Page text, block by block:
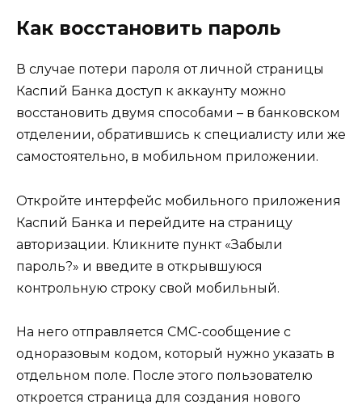
Как восстановить пароль
В случае потери пароля от личной страницы
Каспий Банка доступ к аккаунту можно
восстановить двумя способами – в банковском
отделении, обратившись к специалисту или же
самостоятельно, в мобильном приложении.
Откройте интерфейс мобильного приложения
Каспий Банка и перейдите на страницу
авторизации. Кликните пункт «Забыли
пароль?» и введите в открывшуюся
контрольную строку свой мобильный.
На него отправляется СМС-сообщение с
одноразовым кодом, который нужно указать в
отдельном поле. После этого пользователю
откроется страница для создания нового